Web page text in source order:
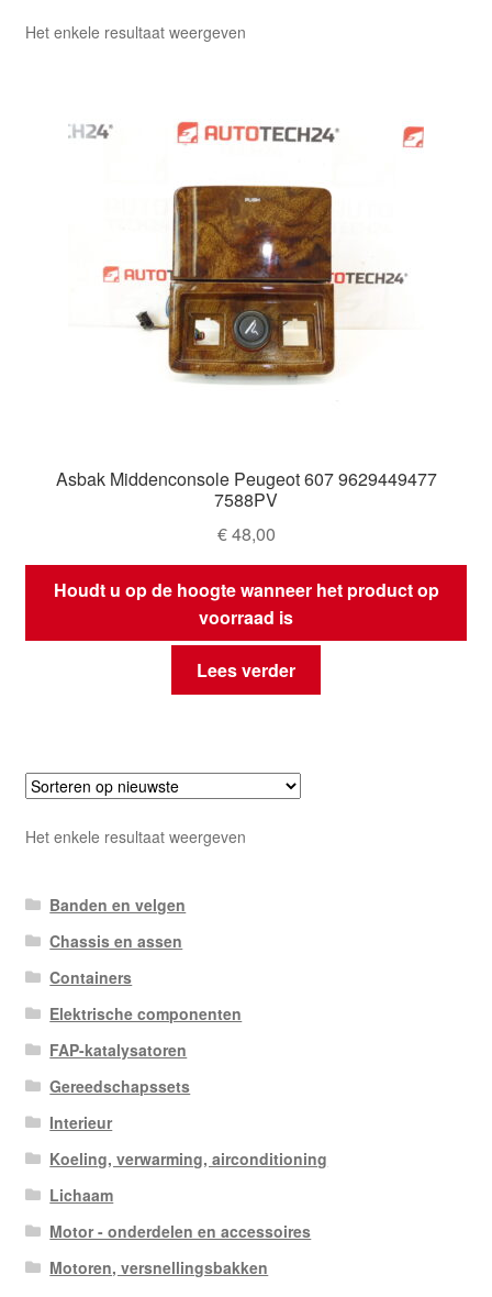
Het enkele resultaat weergeven
Asbak Middenconsole Peugeot 607 9629449477
7588PV
€48,00
Houdt u op de hoogte wanneer het product op
voorraad is
Lees verder
Het enkele resultaat weergeven
Banden en velgen
Chassis en assen
Containers
Elektrische componenten
FAP-katalysatoren
Gereedschapssets
Interieur
Koeling, verwarming, airconditioning
Lichaam
Motor - onderdelen en accessoires
Motoren, versnellingsbakken